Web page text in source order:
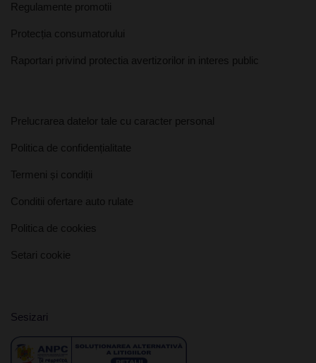
Regulamente promotii
Protecția consumatorului
Raportari privind protectia avertizorilor in interes public
Prelucrarea datelor tale cu caracter personal
Politica de confidențialitate
Termeni și condiții
Conditii ofertare auto rulate
Politica de cookies
Setari cookie
Sesizari